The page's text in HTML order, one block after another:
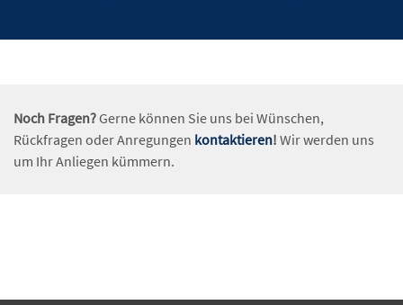
Noch Fragen? Gerne können Sie uns bei Wünschen,
Rückfragen oder Anregungen kontaktieren! Wir werden uns
um Ihr Anliegen kümmern.